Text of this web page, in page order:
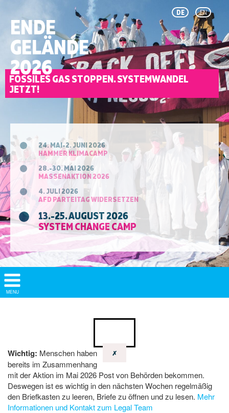
DE EN
ENDE
GELÄNDE
2026
FOSSILES GAS STOPPEN. SYSTEMWANDEL
JETZT!
24. MAI-2. JUNI 2026
HAMMER KLIMACAMP
28.-30. MAI 2026
MASSENAKTION 2026
4. JULI 2026
AFD PARTEITAG WIDERSETZEN
13.-25. AUGUST 2026
SYSTEM CHANGE CAMP
Show/
Hide
MENU
✗
Wichtig: Menschen haben
bereits im Zusammenhang
mit der Aktion im Mai 2026 Post von Behörden bekommen.
Deswegen ist es wichtig in den nächsten Wochen regelmäßig
den Briefkasten zu leeren, Briefe zu öffnen und zu lesen. Mehr
Informationen und Kontakt zum Legal Team